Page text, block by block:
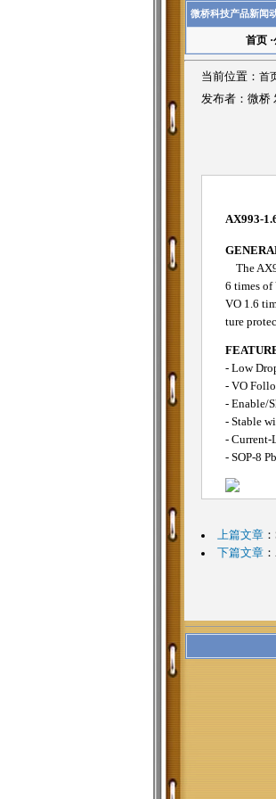
微桥科技产品新闻
首页·
当前位置： 首
发布者：微桥
AX993-
The
6 times of
VO 1.6
ture
- Low
- VO
- Enable/
- Stable
- Current-
- SOP-8
上篇文章：
下篇文章：